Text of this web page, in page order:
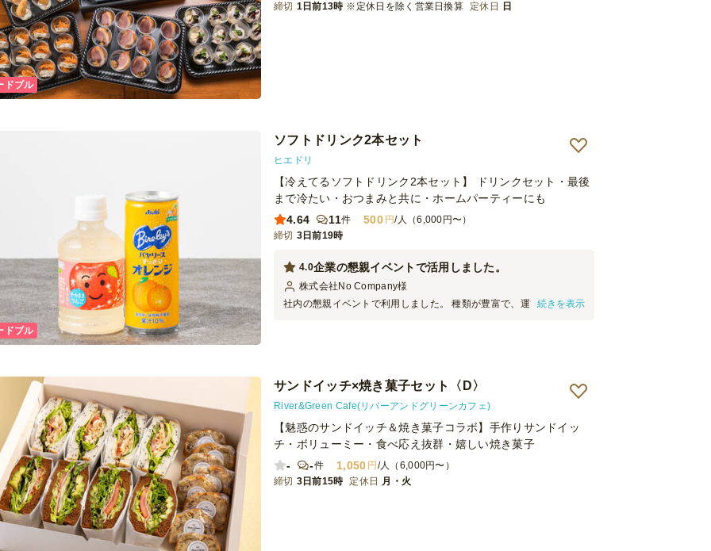
締切 1日前13時 ※定休日を除く営業日換算 定休日 日
ドブル
ソフトドリンク2本セット
ヒエドリ
【冷えてるソフトドリンク2本セット】 ドリンクセット・最後
まで冷たい・おつまみと共に・ホームパーティーにも
4.64
11件 500 円/人（6,000円〜）
締切 3日前19時
企業の懇親イベントで活用しました。
4.0
株式会社No Company様
社内の懇親イベントで利用しました。 種類が豊富で、運び込み時も
続きを表示
ドブル
サンドイッチ×焼き菓子セット〈D〉
River&Green Cafe(リバーアンドグリーンカフェ)
【魅惑のサンドイッチ＆焼き菓子コラボ】手作りサンドイッ
チ・ボリューミー・食べ応え抜群・嬉しい焼き菓子
-
-件 1,050 円 /人（6,000円〜）
締切 3日前15時 定休日 月・火